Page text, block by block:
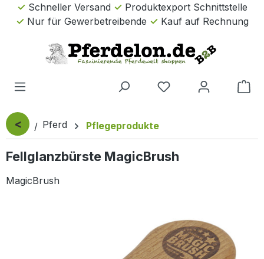
Zum Hauptinhalt springen
Schneller Versand
Produktexport Schnittstelle
Nur für Gewerbetreibende
Kauf auf Rechnung
< Pferd Pflegeprodukte
Fellglanzbürste MagicBrush
MagicBrush